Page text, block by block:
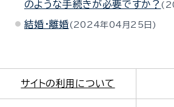
のような手続きが必要ですか？
結婚・離婚 2024年04月25日
サイトの利用について